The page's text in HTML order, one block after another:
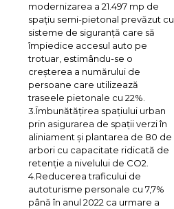
modernizarea a 21.497 mp de
spațiu semi-pietonal prevăzut cu
sisteme de siguranță care să
împiedice accesul auto pe
trotuar, estimându-se o
creșterea a numărului de
persoane care utilizează
traseele pietonale cu 22%.
3.Îmbunătățirea spațiului urban
prin asigurarea de spații verzi în
aliniament și plantarea de 80 de
arbori cu capacitate ridicată de
retenție a nivelului de CO2.
4.Reducerea traficului de
autoturisme personale cu 7,7%
până în anul 2022 ca urmare a